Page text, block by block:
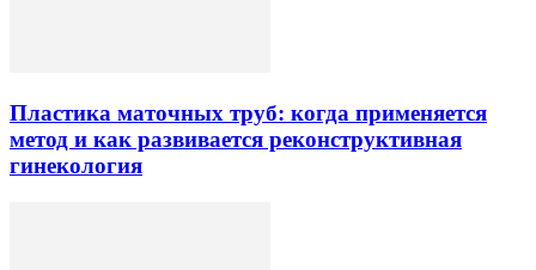
Пластика маточных труб: когда применяется
метод и как развивается реконструктивная
гинекология